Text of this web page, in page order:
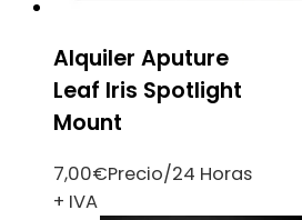
Alquiler Aputure
Leaf Iris Spotlight
Mount
7,00€Precio/24 Horas
+ IVA